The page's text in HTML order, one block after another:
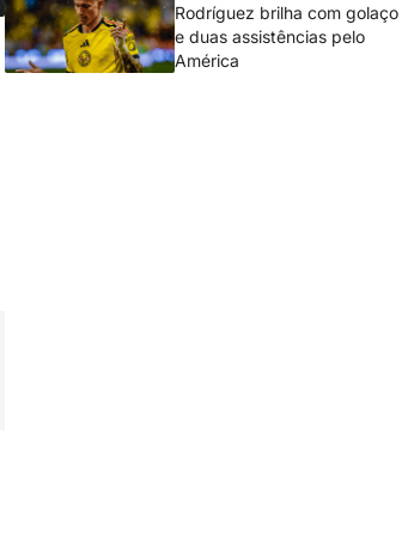
Rodríguez brilha com golaço
e duas assistências pelo
América